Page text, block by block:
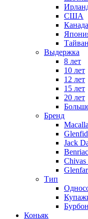
США
Канада
Выдержка
8 лет
10 лет
12 лет
15 лет
20 лет
Бренд
Jack
Chivas
Тип
Бурбон
Коньяк